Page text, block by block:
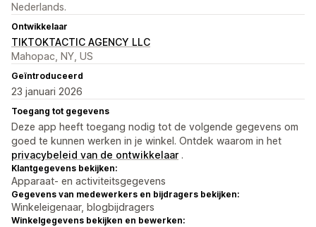
Nederlands.
Ontwikkelaar
TIKTOKTACTIC AGENCY LLC
Mahopac, NY, US
Geïntroduceerd
23 januari 2026
Toegang tot gegevens
Deze app heeft toegang nodig tot de volgende gegevens om
goed te kunnen werken in je winkel. Ontdek waarom in het
privacybeleid van de ontwikkelaar .
Klantgegevens bekijken:
Apparaat- en activiteitsgegevens
Gegevens van medewerkers en bijdragers bekijken:
Winkeleigenaar, blogbijdragers
Winkelgegevens bekijken en bewerken: